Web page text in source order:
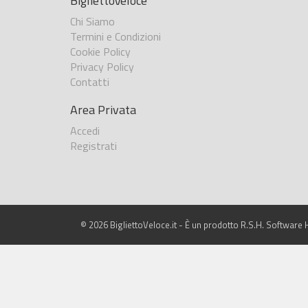
Chi Siamo
Termini e Condizioni
Cookie Policy
Privacy Policy
Contatti
Area Privata
Accedi
Registrati
© 2026 BigliettoVeloce.it - È un prodotto R.S.H.